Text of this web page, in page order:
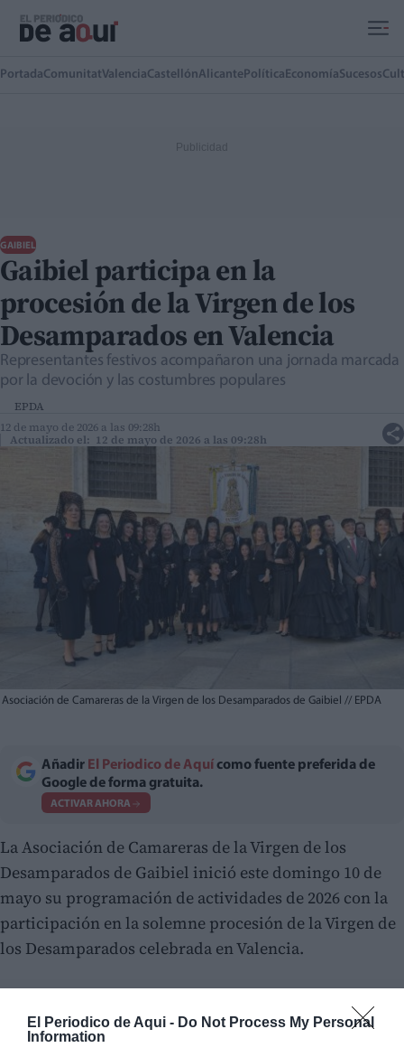
El Periodico de Aqui - Do Not Process My Personal
Information
PortadaComunitatValenciaCastellónAlicante Política EconomíaSucesos
GAIBIEL
Gaibiel participa en la
procesión de la Virgen de los
Desamparados en Valencia
Representantes festivos acompañaron una jornada marcada
por la devoción y las costumbres populares
EPDA
12 de mayo de 2026 a las 09:28h
Actualizado el: 12 de mayo de 2026 a las 09:28h
Asociación de Camareras de la Virgen de los Desamparados de Gaibiel // EPDA
Añadir El Periodico de Aquí como fuente preferida de
Google de forma gratuita.
ACTIVAR AHORA
La Asociación de Camareras de la Virgen de los
Desamparados de Gaibiel inició este domingo 10 de
mayo su programación de actividades de 2026 con la
participación en la solemne procesión de la Virgen de
los Desamparados celebrada en Valencia.